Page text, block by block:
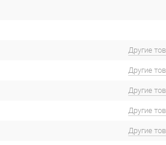
Другие
Другие
Другие
Другие
Другие